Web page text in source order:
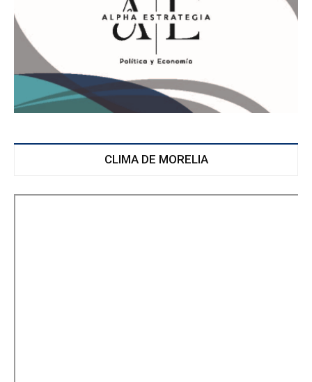
CLIMA DE MORELIA